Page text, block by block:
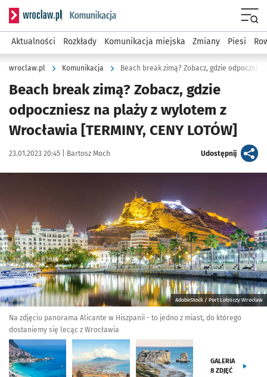
Serwis informacyjny wroclaw.pl podserwis: Komunikacja
Aktualności Rozkłady Komunikacja miejska Zmiany Piesi
wroclaw.pl Komunikacja
Beach break zimą? Zobacz, gdzie
odpoczniesz na plaży z wylotem z
Wrocławia [TERMINY, CENY LOTÓW]
Data publikacji:
23.01.2023 20:45 | Autor:
Bartosz Moch Udostępnijartykuł
AdobeStock / Port Lotniczy Wrocław
Na zdjęciu panorama Alicante w Hiszpanii - to jedno z miast, do którego
dostaniemy się lecąc z Wrocławia
GALERIA
8 ZDJĘĆ